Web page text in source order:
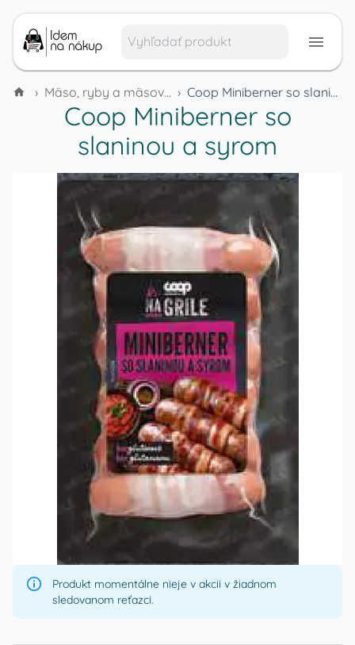
› Mäso, ryby a mäsové výrobky › Coop Miniberner so slaninou a syrom
Coop Miniberner so
slaninou a syrom
Produkt momentálne nieje v akcii v žiadnom
sledovanom reťazci.